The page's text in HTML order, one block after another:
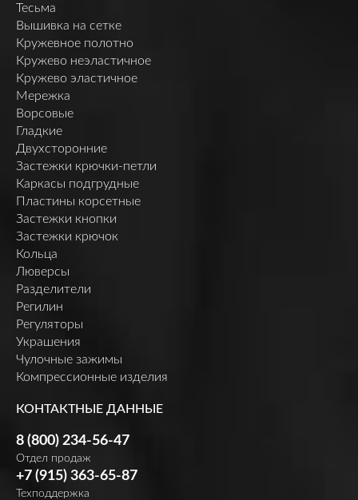
Тесьма
Вышивка на сетке
Кружевное полотно
Кружево неэластичное
Кружево эластичное
Мережка
Ворсовые
Гладкие
Двухсторонние
Застежки крючки-петли
Каркасы подгрудные
Пластины корсетные
Застежки кнопки
Застежки крючок
Кольца
Люверсы
Разделители
Регилин
Регуляторы
Украшения
Чулочные зажимы
Компрессионные изделия
КОНТАКТНЫЕ ДАННЫЕ
8 (800) 234-56-47
Отдел продаж
+7 (915) 363-65-87
Техподдержка